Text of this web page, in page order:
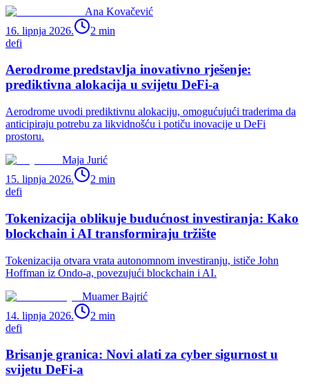
Ana Kovačević
16. lipnja 2026.
2 min
defi
Aerodrome predstavlja inovativno rješenje:
prediktivna alokacija u svijetu DeFi-a
Aerodrome uvodi prediktivnu alokaciju, omogućujući traderima da
anticipiraju potrebu za likvidnošću i potiču inovacije u DeFi
prostoru.
Maja Jurić
15. lipnja 2026.
2 min
defi
Tokenizacija oblikuje budućnost investiranja: Kako
blockchain i AI transformiraju tržište
Tokenizacija otvara vrata autonomnom investiranju, ističe John
Hoffman iz Ondo-a, povezujući blockchain i AI.
Muamer Bajrić
14. lipnja 2026.
2 min
defi
Brisanje granica: Novi alati za cyber sigurnost u
svijetu DeFi-a